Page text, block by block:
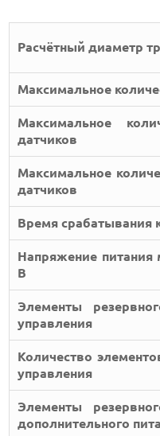
Расчётный диаметр
Максимальное
Максимальное
датчиков
Максимальное
датчиков
Время срабатывания
Напряжение питания
В
Элементы
управления
Количество
управления
Элементы
дополнительного